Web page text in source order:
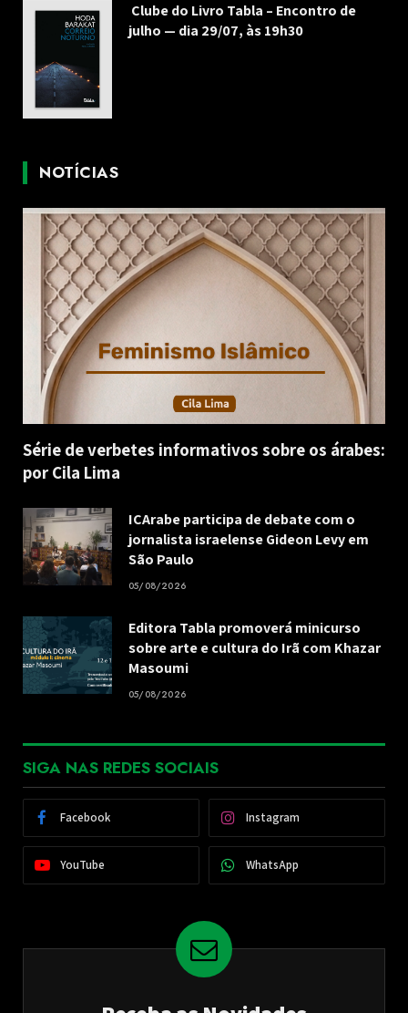
Clube do Livro Tabla – Encontro de
julho — dia 29/07, às 19h30
NOTÍCIAS
Série de verbetes informativos sobre os árabes:
por Cila Lima
ICArabe participa de debate com o
jornalista israelense Gideon Levy em
São Paulo
05/08/2026
Editora Tabla promoverá minicurso
sobre arte e cultura do Irã com Khazar
Masoumi
05/08/2026
SIGA NAS REDES SOCIAIS
Facebook Instagram
YouTube WhatsApp